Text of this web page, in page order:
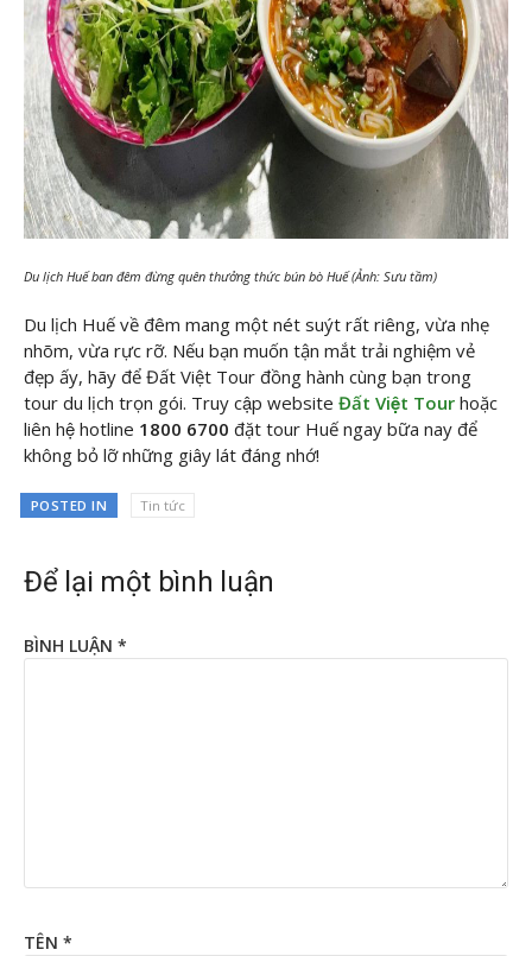
Du lịch Huế ban đêm đừng quên thưởng thức bún bò Huế (Ảnh: Sưu tầm)
Du lịch Huế về đêm mang một nét suýt rất riêng, vừa nhẹ
nhõm, vừa rực rỡ. Nếu bạn muốn tận mắt trải nghiệm vẻ
đẹp ấy, hãy để Đất Việt Tour đồng hành cùng bạn trong
tour du lịch trọn gói. Truy cập website Đất Việt Tour hoặc
liên hệ hotline 1800 6700 đặt tour Huế ngay bữa nay để
không bỏ lỡ những giây lát đáng nhớ!
POSTED IN Tin tức
Để lại một bình luận
BÌNH LUẬN *
TÊN *